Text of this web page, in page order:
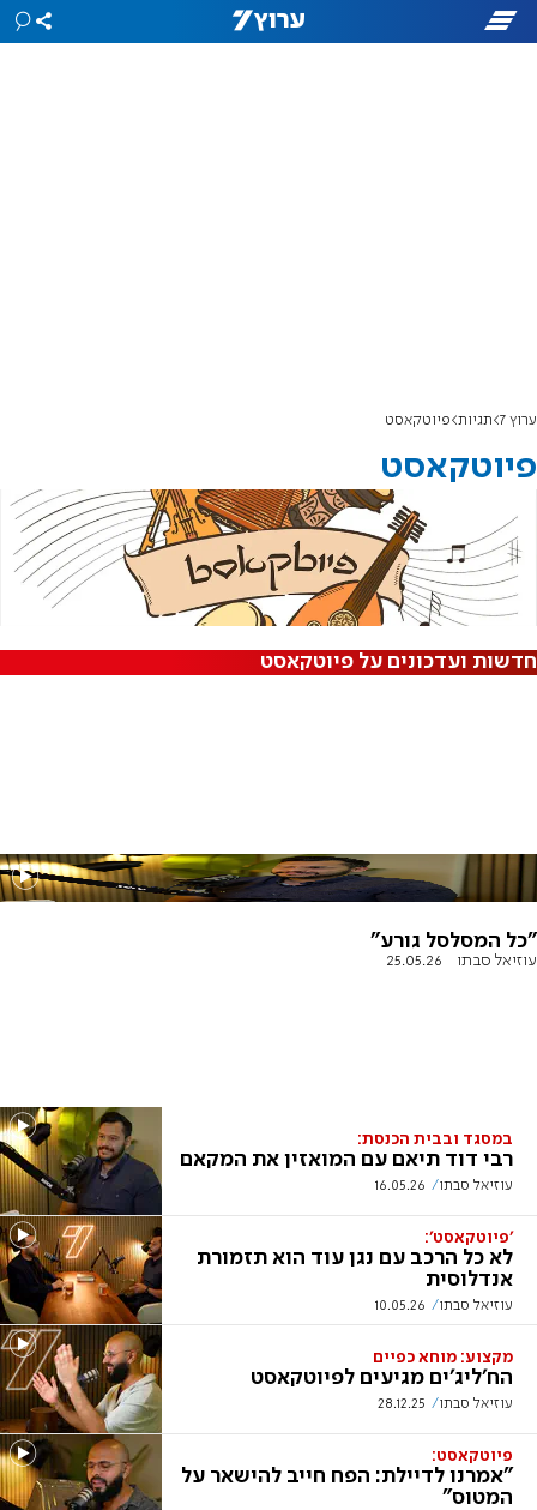
ערוץ 7 תגיות פיוטקאסט
פיוטקאסט
חדשות ועדכונים על פיוטקאסט
"כל המסלסל גורע"
עוזיאל סבתו 25.05.26
במסגד ובבית הכנסת:
רבי דוד תיאם עם המואזין את המקאם
עוזיאל סבתו 16.05.26
'פיוטקאסט':
לא כל הרכב עם נגן עוד הוא תזמורת
אנדלוסית
עוזיאל סבתו 10.05.26
מקצוע: מוחא כפיים
הח'ליג'ים מגיעים לפיוטקאסט
עוזיאל סבתו 28.12.25
פיוטקאסט:
"אמרנו לדיילת: הפח חייב להישאר על
המטוס"